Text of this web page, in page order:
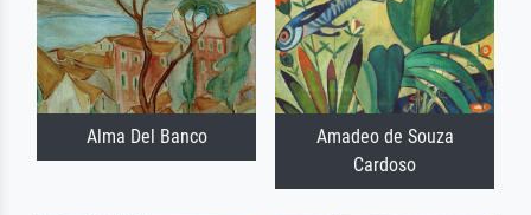
Alma Del Banco
Amadeo de Souza
Cardoso